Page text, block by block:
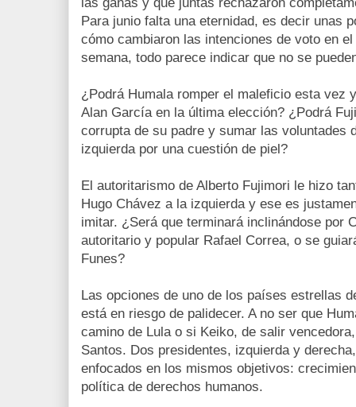
Para junio falta una eternidad, es decir unas
cómo cambiaron las intenciones de voto en
semana, todo parece indicar que no se
¿Podrá Humala romper el maleficio esta vez
Alan García en la última elección? ¿Podrá
corrupta de su padre y sumar las voluntades
izquierda por una cuestión de piel?
El autoritarismo de Alberto Fujimori le hizo
Hugo Chávez a la izquierda y ese es
imitar. ¿Será que terminará inclinándose por
autoritario y popular Rafael Correa, o se
Funes?
Las opciones de uno de los países estrellas
está en riesgo de palidecer. A no ser que
camino de Lula o si Keiko, de salir
Santos. Dos presidentes, izquierda y
enfocados en los mismos objetivos:
política de derechos humanos.